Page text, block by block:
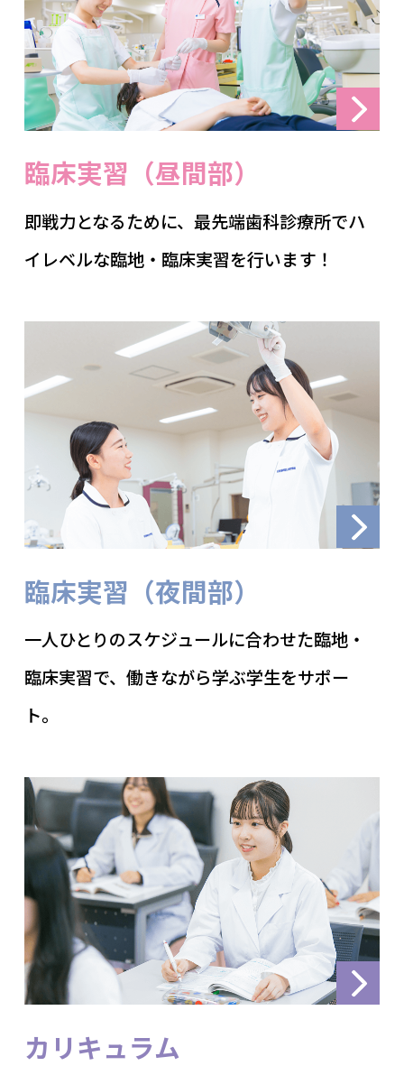
臨床実習（昼間部）
即戦力となるために、最先端歯科診療所でハ
イレベルな臨地・臨床実習を行います！
臨床実習（夜間部）
一人ひとりのスケジュールに合わせた臨地・
臨床実習で、働きながら学ぶ学生をサポー
ト。
カリキュラム